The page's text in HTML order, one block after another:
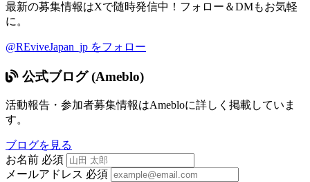
最新の募集情報はXで随時発信中！フォロー＆DMもお気軽
に。
@REviveJapan_jp をフォロー
公式ブログ (Ameblo)
活動報告・参加者募集情報はAmebloに詳しく掲載していま
す。
ブログを見る
お名前 必須
メールアドレス 必須